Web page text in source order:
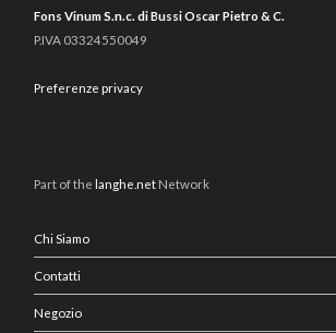
Fons Vinum S.n.c. di Bussi Oscar Pietro & C.
P.IVA 03324550049
Preferenze privacy
Part of the langhe.net Network
Chi Siamo
Contatti
Negozio